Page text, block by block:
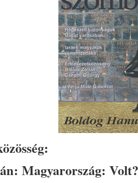
Magyarország: